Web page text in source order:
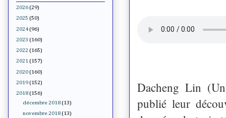
Dacheng Lin
publié leur
2026 (29)
2025 (50)
2024 (96)
2023 (160)
2022 (165)
2021 (157)
2020 (160)
2019 (152)
2018 (156)
décembre 2018 (13)
novembre 2018 (13)